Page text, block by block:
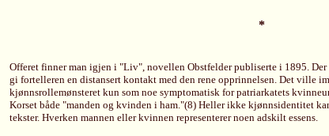
*
Offeret finner man igjen i "Liv", novellen Obstfelder publiserte i 1895. Der
gi fortelleren en distansert kontakt med den rene opprinnelsen. Det ville
kjønnsrollemønsteret kun som noe symptomatisk for patriarkatets
Korset både "manden og kvinden i ham."(8) Heller ikke kjønnsidentitet
tekster. Hverken mannen eller kvinnen representerer noen adskilt essens.